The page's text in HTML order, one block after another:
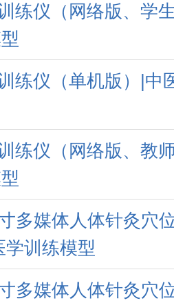
练仪（网络版、学
练仪（单机版）|中
练仪（网络版、教
多媒体人体针灸穴
学训练模型
多媒体人体针灸穴